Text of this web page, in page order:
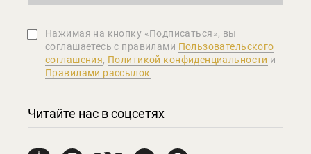
Нажимая на кнопку «Подписаться», вы
соглашаетеcь с правилами Пользовательского
соглашения, Политикой конфиденциальности и
Правилами рассылок
Читайте нас в соцсетях